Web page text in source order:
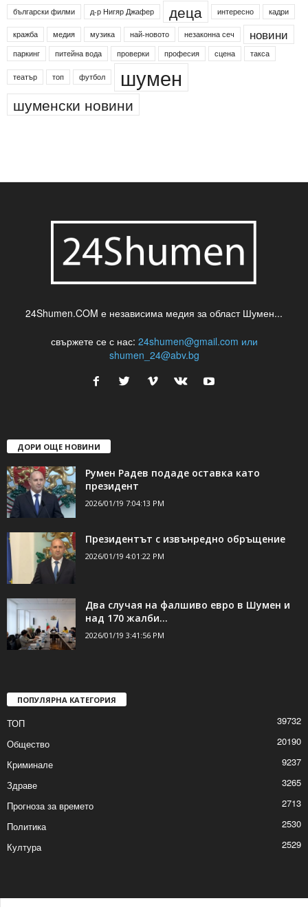
български филми
д-р Нигяр Джафер деца интересно кадри
кражба медия музика най-новото незаконна сеч новини
паркинг питейна вода проверки професия сцена такса
театър топ футбол шумен
шуменски новини
24Shumen.COM е независима медия за област Шумен...
свържете се с нас: 24shumen@gmail.com или
shumen_24@abv.bg
ДОРИ ОЩЕ НОВИНИ
Румен Радев подаде оставка като
президент
2026/01/19 7:04:13 PM
Президентът с извънредно обръщение
2026/01/19 4:01:22 PM
Два случая на фалшиво евро в Шумен и
над 170 жалби...
2026/01/19 3:41:56 PM
ПОПУЛЯРНА КАТЕГОРИЯ
ТОП
39732
Общество
20190
Криминале
9237
Здраве
3265
Прогноза за времето
2713
Политика
2530
Култура
2529